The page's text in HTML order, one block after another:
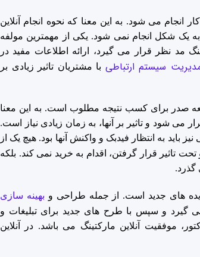
انجام می شود. به این معنا که نحوه انجام آنلاین
یک شکل انجام نمی شود. یکی از مهمترین مولفه
مد نظر قرار می گیرد، ارائه اطلاعات مفید در
سیستم ارتباطی با مشتریان تاثیر زیادی بر
صدر برای کسب نتیجه مطلوب است. به این معنا
می شود و تاثیر بر آنها، به زمان زیادی نیاز است.
باید به انتظار فیدبک و واکنش آنها بود. هیچ یک از
تحت تاثیر قرار گرفتن، اقدام به خرید نمی کند. بلکه
گذرد.
ایده های جدید است. از جمله طراحی و بهینه سازی
گیرد و سپس با طرح های جدید برای تبلیغات و
موفقیت آنلاین مارکتینگ می باشد. در آنلاین